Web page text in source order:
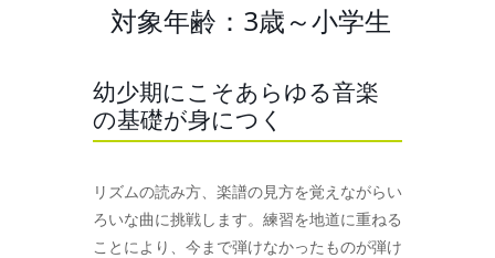
対象年齢：3歳～小学生
幼少期にこそあらゆる音楽
の基礎が身につく
リズムの読み方、楽譜の見方を覚えながらい
ろいな曲に挑戦します。練習を地道に重ねる
ことにより、今まで弾けなかったものが弾け